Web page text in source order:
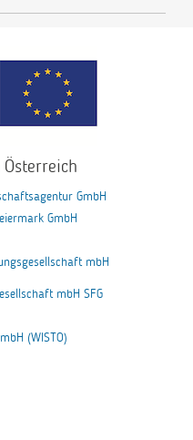
GmbH
GmbH
mbH
mbH SFG
(WISTO)